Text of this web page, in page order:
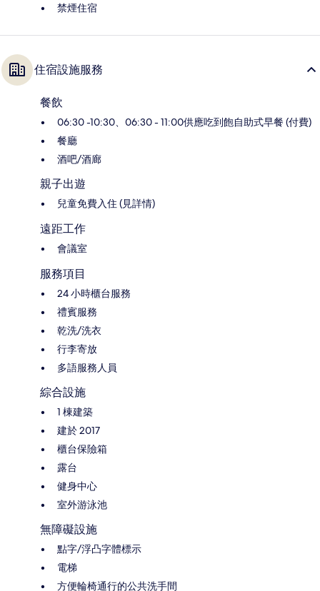
禁煙住宿
住宿設施服務
餐飲
06:30 -10:30、06:30 - 11:00供應吃到飽自助式早餐 (付費)
餐廳
酒吧/酒廊
親子出遊
兒童免費入住 (見詳情)
遠距工作
會議室
服務項目
24 小時櫃台服務
禮賓服務
乾洗/洗衣
行李寄放
多語服務人員
綜合設施
1 棟建築
建於 2017
櫃台保險箱
露台
健身中心
室外游泳池
無障礙設施
點字/浮凸字體標示
電梯
方便輪椅通行的公共洗手間